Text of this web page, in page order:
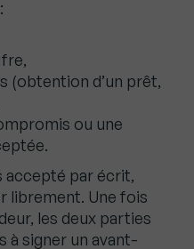
(obtention d’un prêt,
ou une
accepté par écrit,
librement. Une fois
les deux parties
à signer un avant-